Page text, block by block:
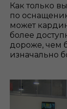
Как только
по
может
более
дороже, чем
изначально